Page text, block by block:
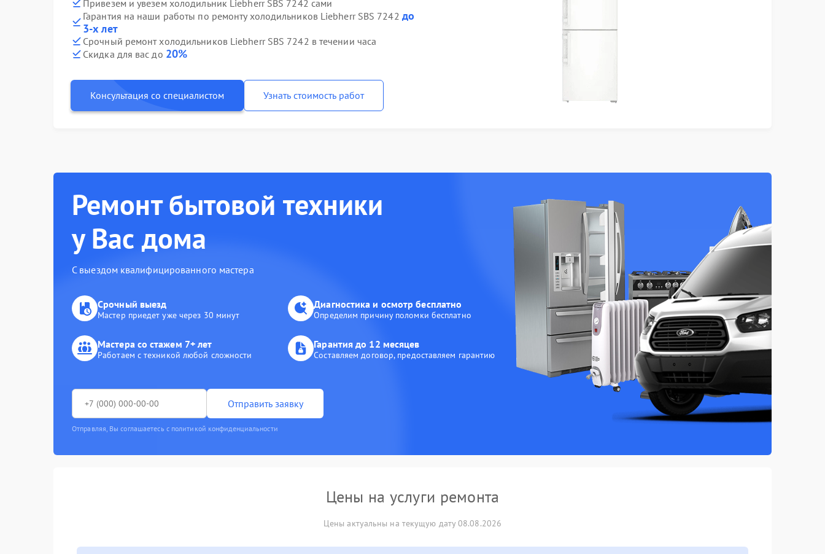
Привезем и увезем холодильник Liebherr SBS 7242 сами
Гарантия на наши работы по ремонту холодильников Liebherr SBS 7242 до
3-х лет
Срочный ремонт холодильников Liebherr SBS 7242 в течении часа
Скидка для вас до 20%
Консультация со специалистом Узнать стоимость работ
Ремонт бытовой техники
у Вас дома
С выездом квалифицированного мастера
Срочный выезд
Мастер приедет уже через 30 минут
Диагностика и осмотр бесплатно
Определим причину поломки бесплатно
Мастера со стажем 7+ лет
Работаем с техникой любой сложности
Гарантия до 12 месяцев
Составляем договор, предоставляем гарантию
Отправить заявку
Отправляя, Вы соглашаетесь с политикой конфиденциальности
Цены на услуги ремонта
Цены актуальны на текущую дату 08.08.2026